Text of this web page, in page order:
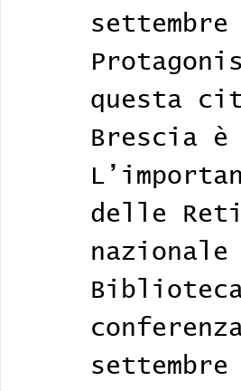
questa
Brescia
delle